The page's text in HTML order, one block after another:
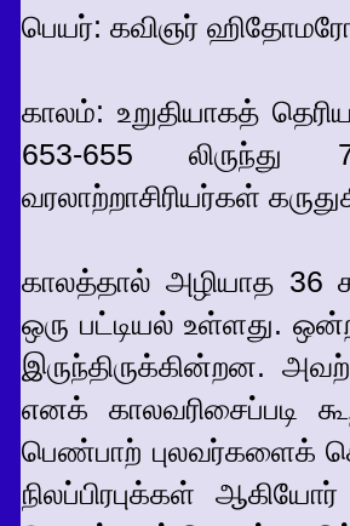
பெயர்: கவிஞர்
காலம்: உறுதியாகத்
653-655
வரலாற்றாசிரியர்கள்
காலத்தால் அழியாத 36
ஒரு பட்டியல் உள்ளது.
இருந்திருக்கின்றன.
எனக் காலவரிசைப்படி
பெண்பாற் புலவர்களைக்
நிலப்பிரபுக்கள்